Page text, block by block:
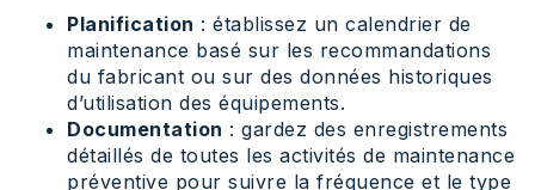
Planification : établissez un calendrier de
maintenance basé sur les recommandations
du fabricant ou sur des données historiques
d’utilisation des équipements.
Documentation : gardez des enregistrements
détaillés de toutes les activités de maintenance
préventive pour suivre la fréquence et le type